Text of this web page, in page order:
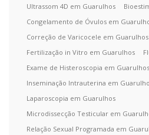
Ultrassom 4D em Guarulhos
Congelamento de Óvulos em
Correção de Varicocele em Guarulhos
Fertilização in Vitro em Guarulhos
Exame de Histeroscopia em Guarulhos
Inseminação Intrauterina em
Laparoscopia em Guarulhos
Microdissecção Testicular em
Relação Sexual Programada em